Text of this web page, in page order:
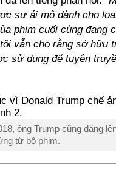
sự ái mộ dành cho
phim cuối cùng đang
vẫn cho rằng sở hữu
sử dụng để tuyên
ông Trump cũng đăng
từ bộ phim.